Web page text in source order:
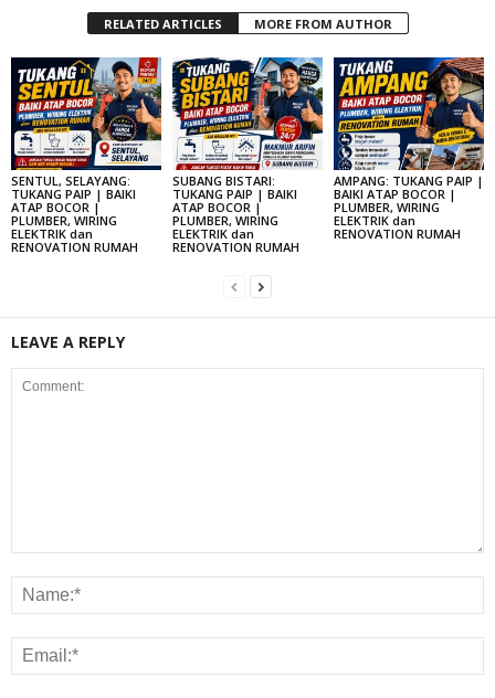
RELATED ARTICLES MORE FROM AUTHOR
SENTUL, SELAYANG:
TUKANG PAIP | BAIKI
ATAP BOCOR |
PLUMBER, WIRING
ELEKTRIK dan
RENOVATION RUMAH
SUBANG BISTARI:
TUKANG PAIP | BAIKI
ATAP BOCOR |
PLUMBER, WIRING
ELEKTRIK dan
RENOVATION RUMAH
AMPANG: TUKANG PAIP |
BAIKI ATAP BOCOR |
PLUMBER, WIRING
ELEKTRIK dan
RENOVATION RUMAH
LEAVE A REPLY